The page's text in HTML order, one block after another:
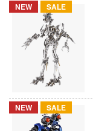
NEW SALE
NEW SALE
ウォーズ
シンフォギア
ァルキュリア
雪風